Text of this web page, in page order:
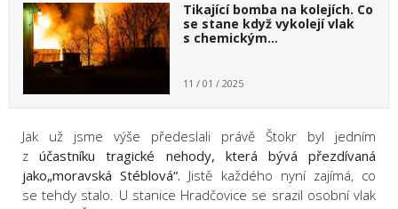
Tikající bomba na kolejích. Co
se stane když vykolejí vlak
s chemickým…
11 / 01 / 2025
Jak už jsme výše předeslali právě Štokr byl jedním
zúčastníku tragické nehody, která bývá přezdívaná
jako„moravská Stéblová“. Jistě každého nyní zajímá, co
se tehdy stalo. U stanice Hradčovice se srazil osobní vlak